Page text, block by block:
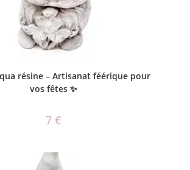
résine – Artisanat féérique pour
vos fêtes ✨
7 €